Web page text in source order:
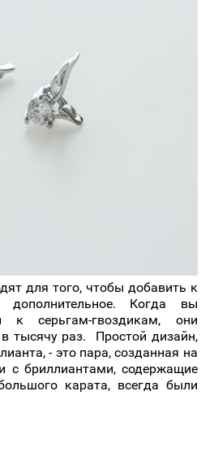
для того, чтобы добавить к
Когда вы
к серьгам-гвоздикам, они
тысячу раз. Простой дизайн,
- это пара, созданная на
с бриллиантами, содержащие
карата, всегда были